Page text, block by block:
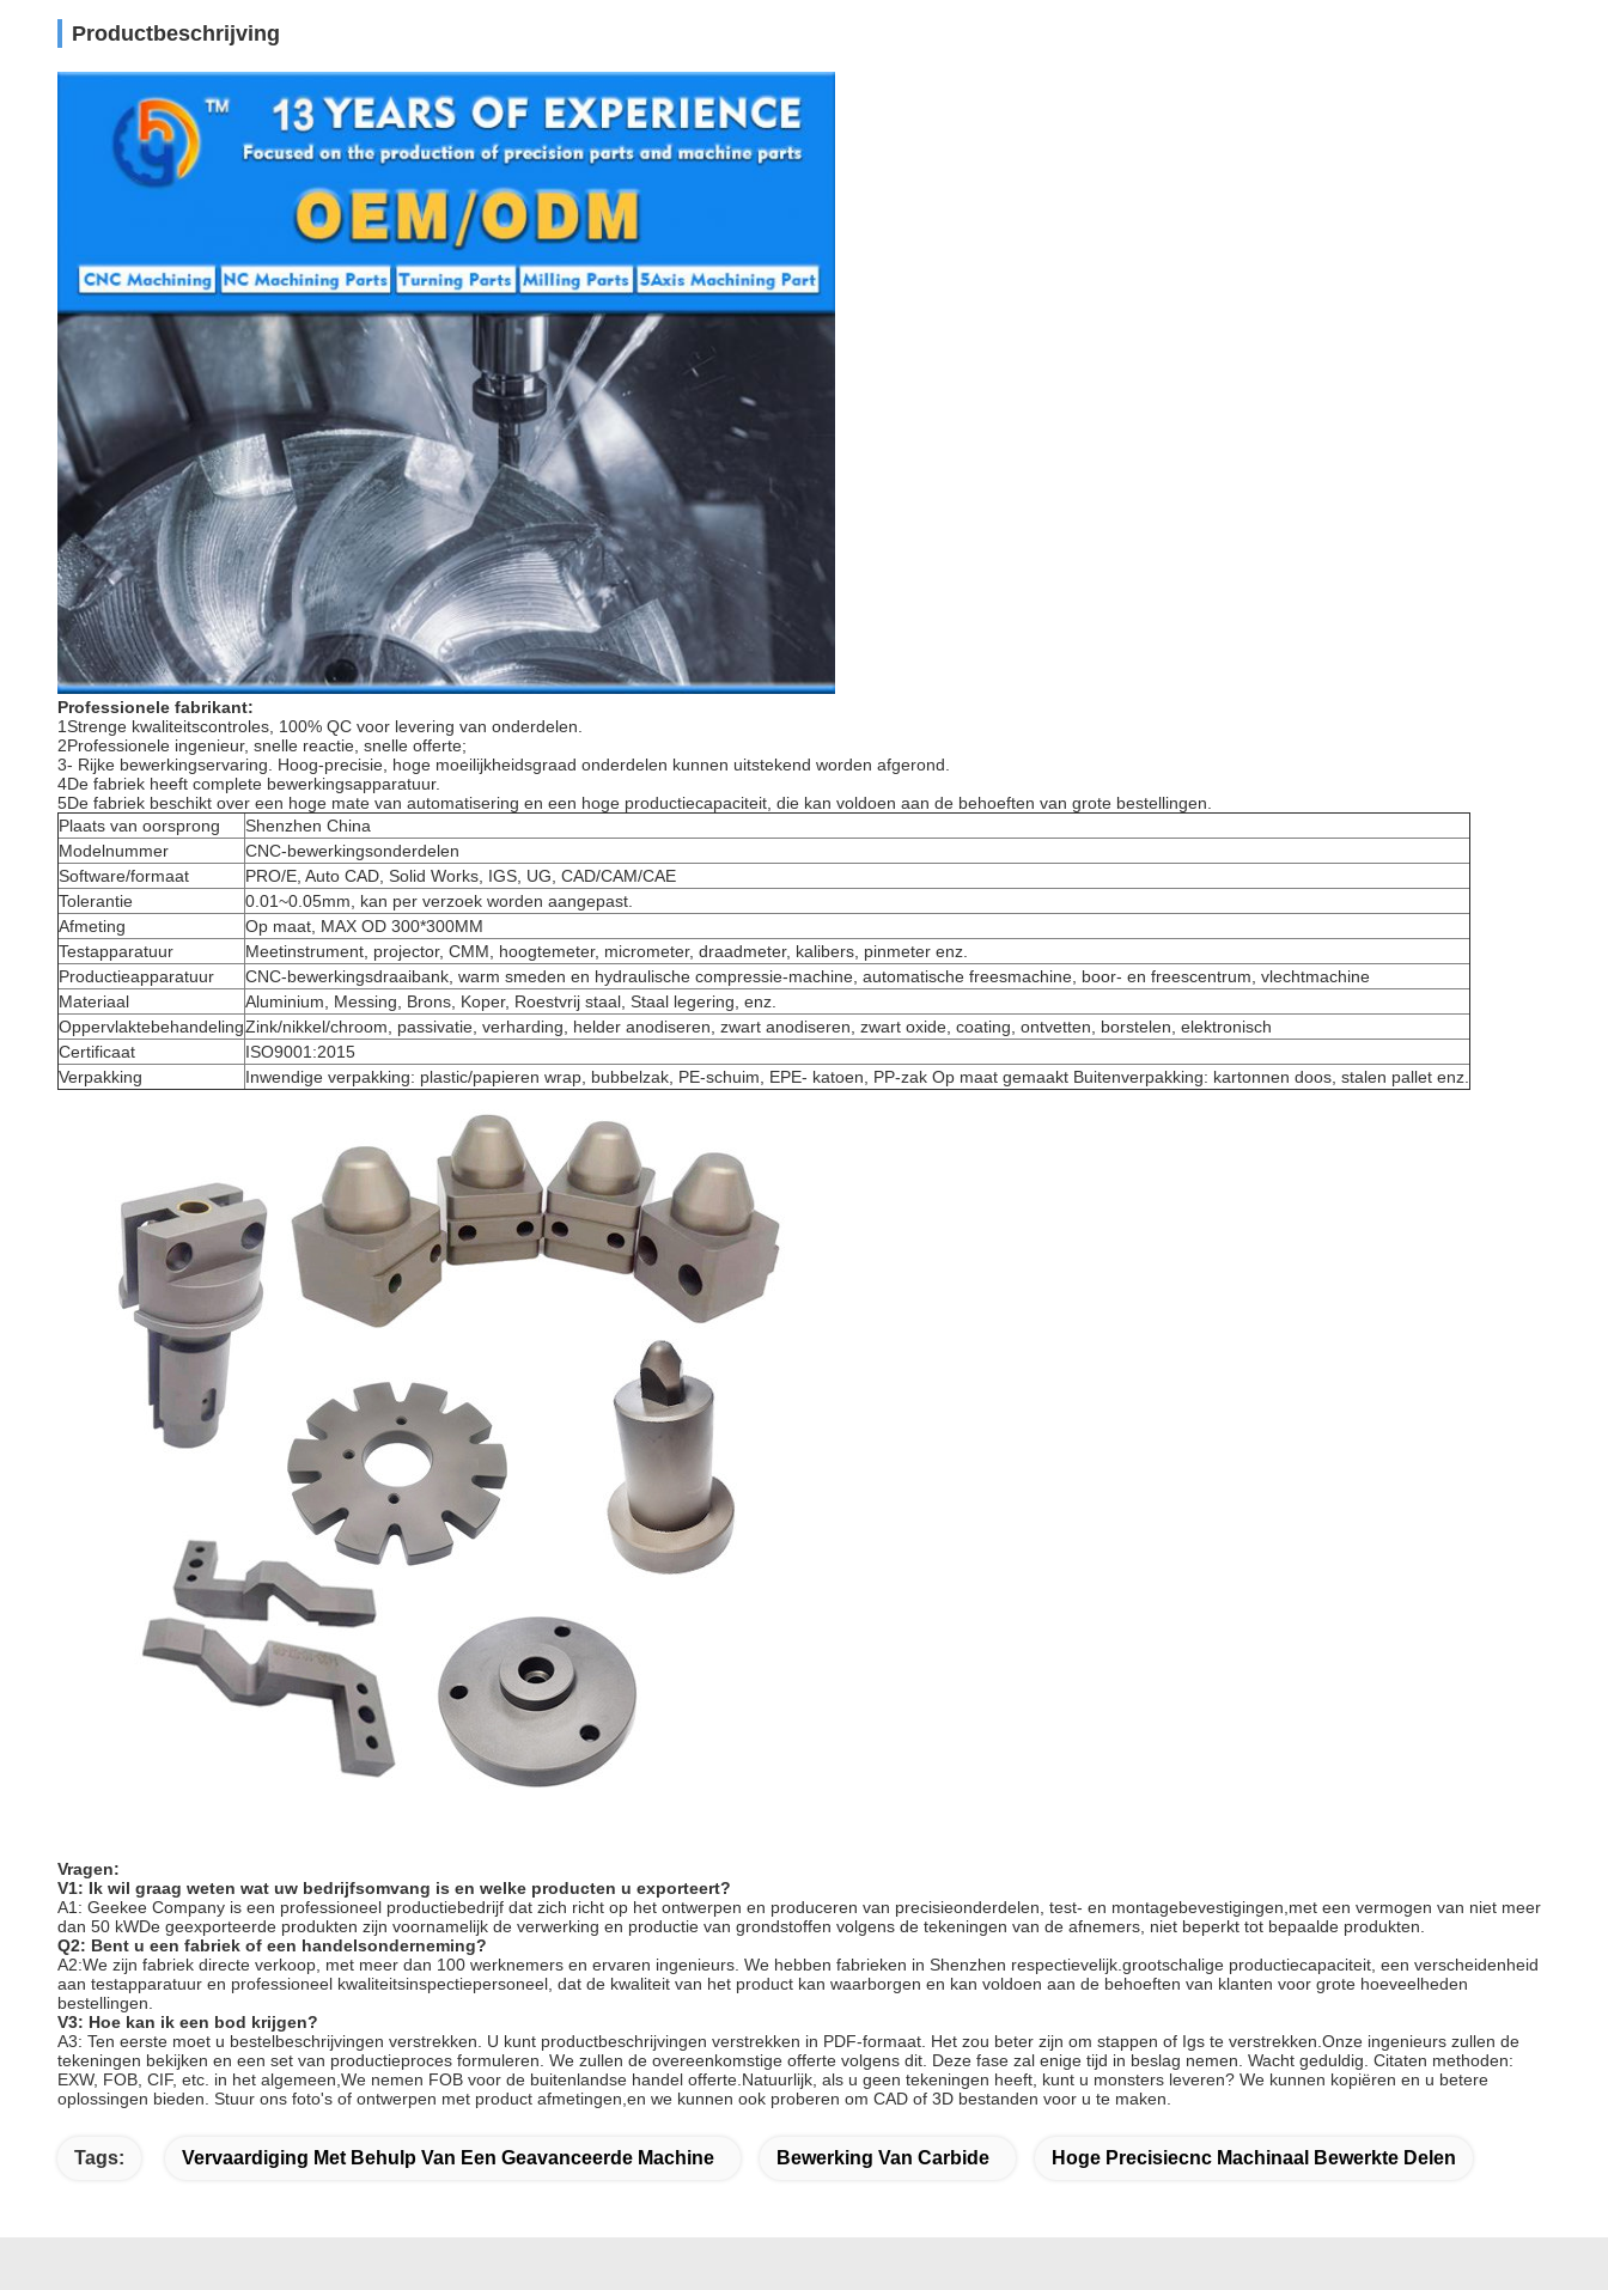
Productbeschrijving
Professionele fabrikant:
1Strenge kwaliteitscontroles, 100% QC voor levering van onderdelen.
2Professionele ingenieur, snelle reactie, snelle offerte;
3- Rijke bewerkingservaring. Hoog-precisie, hoge moeilijkheidsgraad onderdelen kunnen uitstekend worden afgerond.
4De fabriek heeft complete bewerkingsapparatuur.
5De fabriek beschikt over een hoge mate van automatisering en een hoge productiecapaciteit, die kan voldoen aan de behoeften van grote bestellingen.
Plaats van oorsprong
Shenzhen China
Modelnummer
CNC-bewerkingsonderdelen
Software/formaat
PRO/E, Auto CAD, Solid Works, IGS, UG, CAD/CAM/CAE
Tolerantie
0.01~0.05mm, kan per verzoek worden aangepast.
Afmeting
Op maat, MAX OD 300*300MM
Testapparatuur
Meetinstrument, projector, CMM, hoogtemeter, micrometer, draadmeter, kalibers, pinmeter enz.
Productieapparatuur
CNC-bewerkingsdraaibank, warm smeden en hydraulische compressie-machine, automatische freesmachine, boor- en freescentrum, vlechtmachine
Materiaal
Aluminium, Messing, Brons, Koper, Roestvrij staal, Staal legering, enz.
OppervlaktebehandelingZink/nikkel/chroom, passivatie, verharding, helder anodiseren, zwart anodiseren, zwart oxide, coating, ontvetten, borstelen, elektronisch
Certificaat
ISO9001:2015
Verpakking
Inwendige verpakking: plastic/papieren wrap, bubbelzak, PE-schuim, EPE- katoen, PP-zak Op maat gemaakt Buitenverpakking: kartonnen doos, stalen pallet enz.
Vragen:
V1: Ik wil graag weten wat uw bedrijfsomvang is en welke producten u exporteert?
A1: Geekee Company is een professioneel productiebedrijf dat zich richt op het ontwerpen en produceren van precisieonderdelen, test- en montagebevestigingen,met een vermogen van niet meer
dan 50 kWDe geexporteerde produkten zijn voornamelijk de verwerking en productie van grondstoffen volgens de tekeningen van de afnemers, niet beperkt tot bepaalde produkten.
Q2: Bent u een fabriek of een handelsonderneming?
A2:We zijn fabriek directe verkoop, met meer dan 100 werknemers en ervaren ingenieurs. We hebben fabrieken in Shenzhen respectievelijk.grootschalige productiecapaciteit, een verscheidenheid
aan testapparatuur en professioneel kwaliteitsinspectiepersoneel, dat de kwaliteit van het product kan waarborgen en kan voldoen aan de behoeften van klanten voor grote hoeveelheden
bestellingen.
V3: Hoe kan ik een bod krijgen?
A3: Ten eerste moet u bestelbeschrijvingen verstrekken. U kunt productbeschrijvingen verstrekken in PDF-formaat. Het zou beter zijn om stappen of Igs te verstrekken.Onze ingenieurs zullen de
tekeningen bekijken en een set van productieproces formuleren. We zullen de overeenkomstige offerte volgens dit. Deze fase zal enige tijd in beslag nemen. Wacht geduldig. Citaten methoden:
EXW, FOB, CIF, etc. in het algemeen,We nemen FOB voor de buitenlandse handel offerte.Natuurlijk, als u geen tekeningen heeft, kunt u monsters leveren? We kunnen kopiëren en u betere
oplossingen bieden. Stuur ons foto's of ontwerpen met product afmetingen,en we kunnen ook proberen om CAD of 3D bestanden voor u te maken.
Tags: Vervaardiging Met Behulp Van Een Geavanceerde Machine Bewerking Van Carbide Hoge Precisiecnc Machinaal Bewerkte Delen